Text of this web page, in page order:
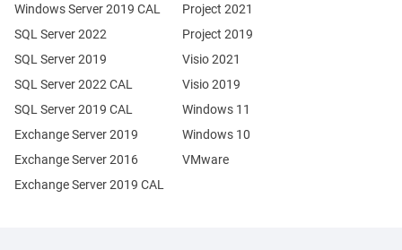
Exchange Server 2019
Exchange Server 2016
SQL Server 2022
SQL Server 2019
Windows Server 2019 CAL
SQL Server 2022 CAL
SQL Server 2019 CAL
Exchange Server 2019 CAL
Project 2021
Project 2019
Visio 2021
Visio 2019
Windows 11
Windows 10
VMware